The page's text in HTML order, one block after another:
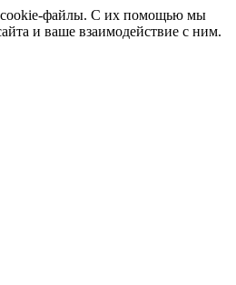
cookie-файлы. С их помощью мы
и ваше взаимодействие с ним.